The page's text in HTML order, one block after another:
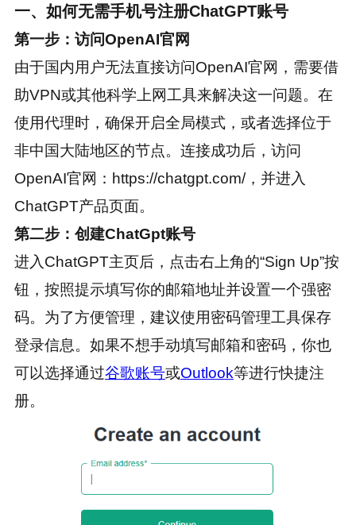
一、如何无需手机号注册ChatGPT账号
第一步：访问OpenAI官网
由于国内用户无法直接访问OpenAI官网，需要借
助VPN或其他科学上网工具来解决这一问题。在
使用代理时，确保开启全局模式，或者选择位于
非中国大陆地区的节点。连接成功后，访问
OpenAI官网：https://chatgpt.com/，并进入
ChatGPT产品页面。
第二步：创建ChatGpt账号
进入ChatGPT主页后，点击右上角的“Sign Up”按
钮，按照提示填写你的邮箱地址并设置一个强密
码。为了方便管理，建议使用密码管理工具保存
登录信息。如果不想手动填写邮箱和密码，你也
可以选择通过谷歌账号或Outlook等进行快捷注
册。